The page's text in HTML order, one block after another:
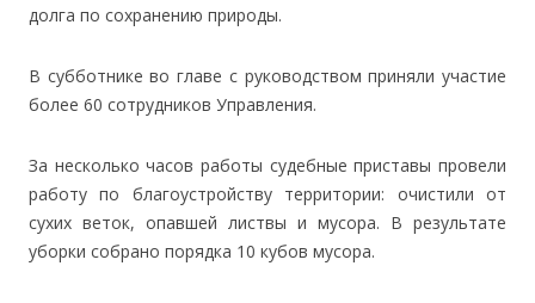
долга по сохранению природы.
В субботнике во главе с руководством приняли участие
более 60 сотрудников Управления.
За несколько часов работы судебные приставы провели
работу по благоустройству территории: очистили от
сухих веток, опавшей листвы и мусора. В результате
уборки собрано порядка 10 кубов мусора.